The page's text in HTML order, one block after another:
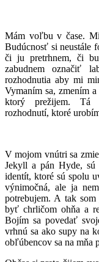
Mám voľbu v čase.
Budúcnosť si neustále
či ju pretrhnem, či
zabudnem označiť
rozhodnutia aby mi
Vymaním sa, zmením
ktorý prežijem. Tá
rozhodnutí, ktoré
V mojom vnútri sa
Jekyll a pán Hyde, sú
identít, ktoré sú spolu
výnimočná, ale ja
potrebujem. A tak
byť chrličom ohňa a
Bojím sa povedať
vrhnú sa ako supy na
obľúbencov sa na mňa